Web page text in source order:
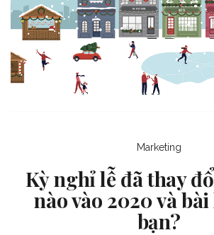
Marketing
Kỳ nghỉ lễ đã thay
nào vào 2020 và
bạn?